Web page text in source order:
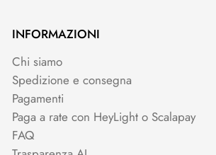
INFORMAZIONI
Chi siamo
Spedizione e consegna
Pagamenti
Paga a rate con HeyLight o Scalapay
FAQ